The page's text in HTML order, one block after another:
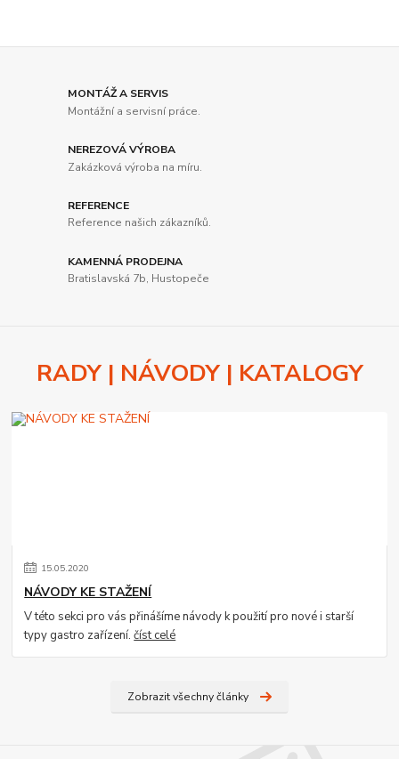
MONTÁŽ A SERVIS
Montážní a servisní práce.
NEREZOVÁ VÝROBA
Zakázková výroba na míru.
REFERENCE
Reference našich zákazníků.
KAMENNÁ PRODEJNA
Bratislavská 7b, Hustopeče
RADY | NÁVODY | KATALOGY
15.05.2020
NÁVODY KE STAŽENÍ
V této sekci pro vás přinášíme návody k použití pro nové i starší
typy gastro zařízení.číst celé
Zobrazit všechny články